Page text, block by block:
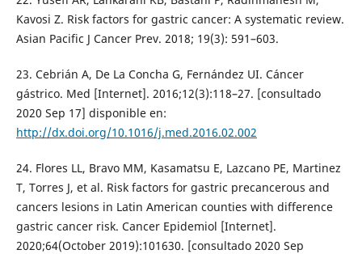
Kavosi Z. Risk factors for gastric cancer: A systematic review.
Asian Pacific J Cancer Prev. 2018; 19(3): 591–603.
23. Cebrián A, De La Concha G, Fernández UI. Cáncer
gástrico. Med [Internet]. 2016;12(3):118–27. [consultado
2020 Sep 17] disponible en:
http://dx.doi.org/10.1016/j.med.2016.02.002
24. Flores LL, Bravo MM, Kasamatsu E, Lazcano PE, Martinez
T, Torres J, et al. Risk factors for gastric precancerous and
cancers lesions in Latin American counties with difference
gastric cancer risk. Cancer Epidemiol [Internet].
2020;64(October 2019):101630. [consultado 2020 Sep